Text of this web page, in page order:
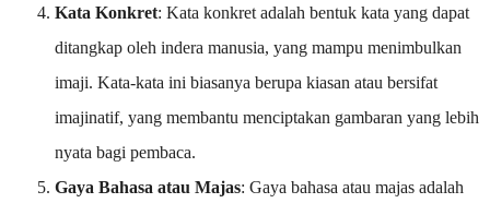
Kata Konkret: Kata konkret adalah bentuk kata yang dapat
ditangkap oleh indera manusia, yang mampu menimbulkan
imaji. Kata-kata ini biasanya berupa kiasan atau bersifat
imajinatif, yang membantu menciptakan gambaran yang lebih
nyata bagi pembaca.
Gaya Bahasa atau Majas: Gaya bahasa atau majas adalah